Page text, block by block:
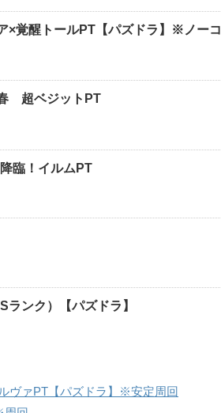
×覚醒トールPT【パズドラ】※ノーコ
春 超ベジットPT
臨！イルムPT
ンク）【パズドラ】
ヴァPT【パズドラ】※安定周回